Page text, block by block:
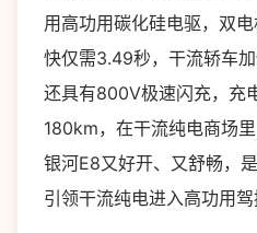
用高功用碳化硅电驱，双
快仅需3.49秒，干流轿车
还具有800V极速闪充，充
180km，在干流纯电商场里
银河E8又好开、又舒畅，
引领干流纯电进入高功用驾